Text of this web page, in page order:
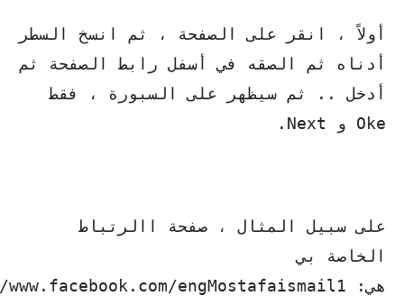
أولاً ، انقر على الصفحة ، ثم انسخ السطر
أدناه ثم الصقه في أسفل رابط الصفحة ثم
أدخل .. ثم سيظهر على السبورة ، فقط
Oke و Next.
على سبيل المثال ، صفحة االرتباط
الخاصة بي
هي: https://www.facebook.com/engMostafaismail1